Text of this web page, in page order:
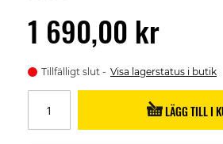
1 690,00 kr
Tillfälligt slut Visa lagerstatus i butik
LÄGG TILL I